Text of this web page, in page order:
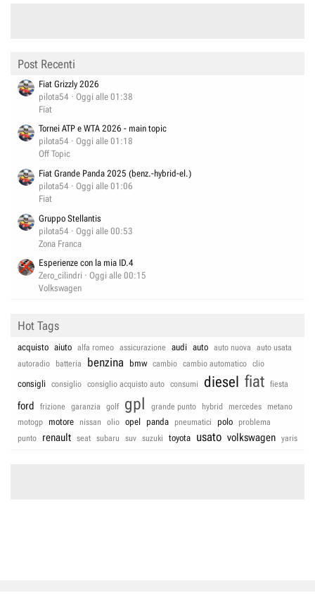
Post Recenti
Fiat Grizzly 2026
pilota54
Oggi alle 01:38
Fiat
Tornei ATP e WTA 2026 - main topic
pilota54
Oggi alle 01:18
Off Topic
Fiat Grande Panda 2025 (benz.-hybrid-el.)
pilota54
Oggi alle 01:06
Fiat
Gruppo Stellantis
pilota54
Oggi alle 00:53
Zona Franca
Esperienze con la mia ID.4
Zero_cilindri
Oggi alle 00:15
Volkswagen
Hot Tags
acquisto aiuto alfa romeo assicurazione audi auto auto nuova
auto usata
autoradio
batteria benzina bmw cambio cambio automatico clio
consigli consiglio consiglio acquisto auto consumi diesel fiat fiesta
ford frizione garanzia golf gpl grande punto hybrid mercedes
metano
motogp
motore nissan olio opel panda pneumatici polo
problema
punto
renault seat subaru suv suzuki toyota usato volkswagen yaris